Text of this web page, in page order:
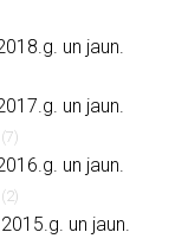
un jaun.
un jaun.
(7)
un jaun.
(2)
un jaun.